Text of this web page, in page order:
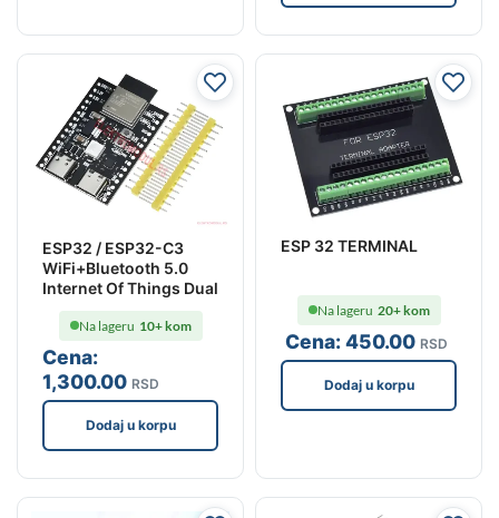
ESP32 / ESP32-C3
WiFi+Bluetooth 5.0
Internet Of Things Dual
Cena:
1,300.00 RSD
Na lageru 10+ kom
Dodaj u korpu
ESP 32 TERMINAL
Cena:450.00 RSD
Na lageru 20+ kom
Dodaj u korpu